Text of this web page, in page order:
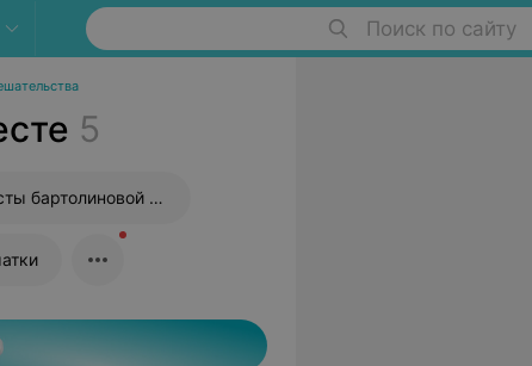
Поиск по сайту
5
Удаление кисты бартолиновой железы